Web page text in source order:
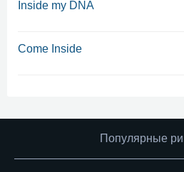
Inside my DNA
Come Inside
Популярные